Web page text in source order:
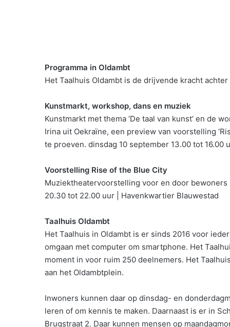
Programma in Oldambt
Het Taalhuis Oldambt is de drijvende kracht
Kunstmarkt, workshop, dans en muziek
Kunstmarkt met thema ‘De taal van kunst’ en de
Irina uit Oekraïne, een preview van voorstelling
te proeven. dinsdag 10 september 13.00 tot 16.00
Voorstelling Rise of the Blue City
Muziektheatervoorstelling voor en door
20.30 tot 22.00 uur | Havenkwartier Blauwestad
Taalhuis Oldambt
Het Taalhuis in Oldambt is er sinds 2016 voor
omgaan met computer om smartphone. Het
moment in voor ruim 250 deelnemers. Het
aan het Oldambtplein.
Inwoners kunnen daar op dinsdag- en
leren of om kennis te maken. Daarnaast is er in
Brugstraat 2. Daar kunnen mensen op